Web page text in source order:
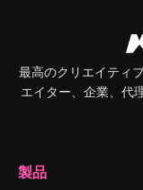
最高のクリエイティ
エイター、企業、代
製品